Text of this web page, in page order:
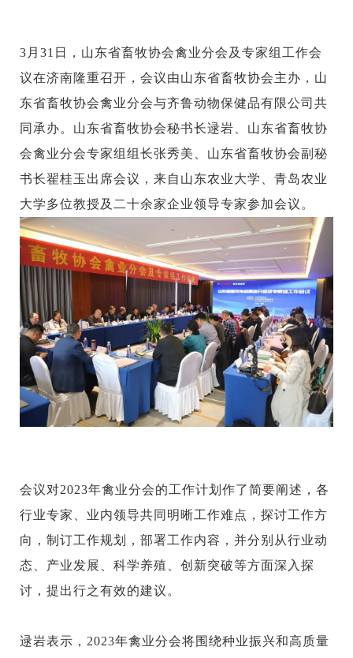
3月31日，山东省畜牧协会禽业分会及专家组工作会
议在济南隆重召开，会议由山东省畜牧协会主办，山
东省畜牧协会禽业分会与齐鲁动物保健品有限公司共
同承办。山东省畜牧协会秘书长逯岩、山东省畜牧协
会禽业分会专家组组长张秀美、山东省畜牧协会副秘
书长翟桂玉出席会议，来自山东农业大学、青岛农业
大学多位教授及二十余家企业领导专家参加会议。
会议对2023年禽业分会的工作计划作了简要阐述，各
行业专家、业内领导共同明晰工作难点，探讨工作方
向，制订工作规划，部署工作内容，并分别从行业动
态、产业发展、科学养殖、创新突破等方面深入探
讨，提出行之有效的建议。
逯岩表示， 2023年禽业分会将围绕种业振兴和高质量